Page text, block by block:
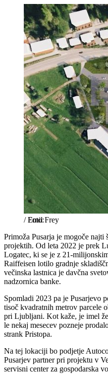
/Emil Frey
Primoža Pusarja je mogoče najti
projektih. Od leta 2022 je prek
Logatec, ki se je z 21-
Raiffeisen lotilo gradnje
večinska lastnica je davčna
nadzornica banke.
Spomladi 2023 pa je Pusarjevo
tisoč kvadratnih metrov parcele
pri Ljubljani. Kot kaže, je imel
le nekaj mesecev pozneje
strank Pristopa.
Na tej lokaciji bo podjetje
Pusarjev partner pri projektu v
servisni center za gospodarska